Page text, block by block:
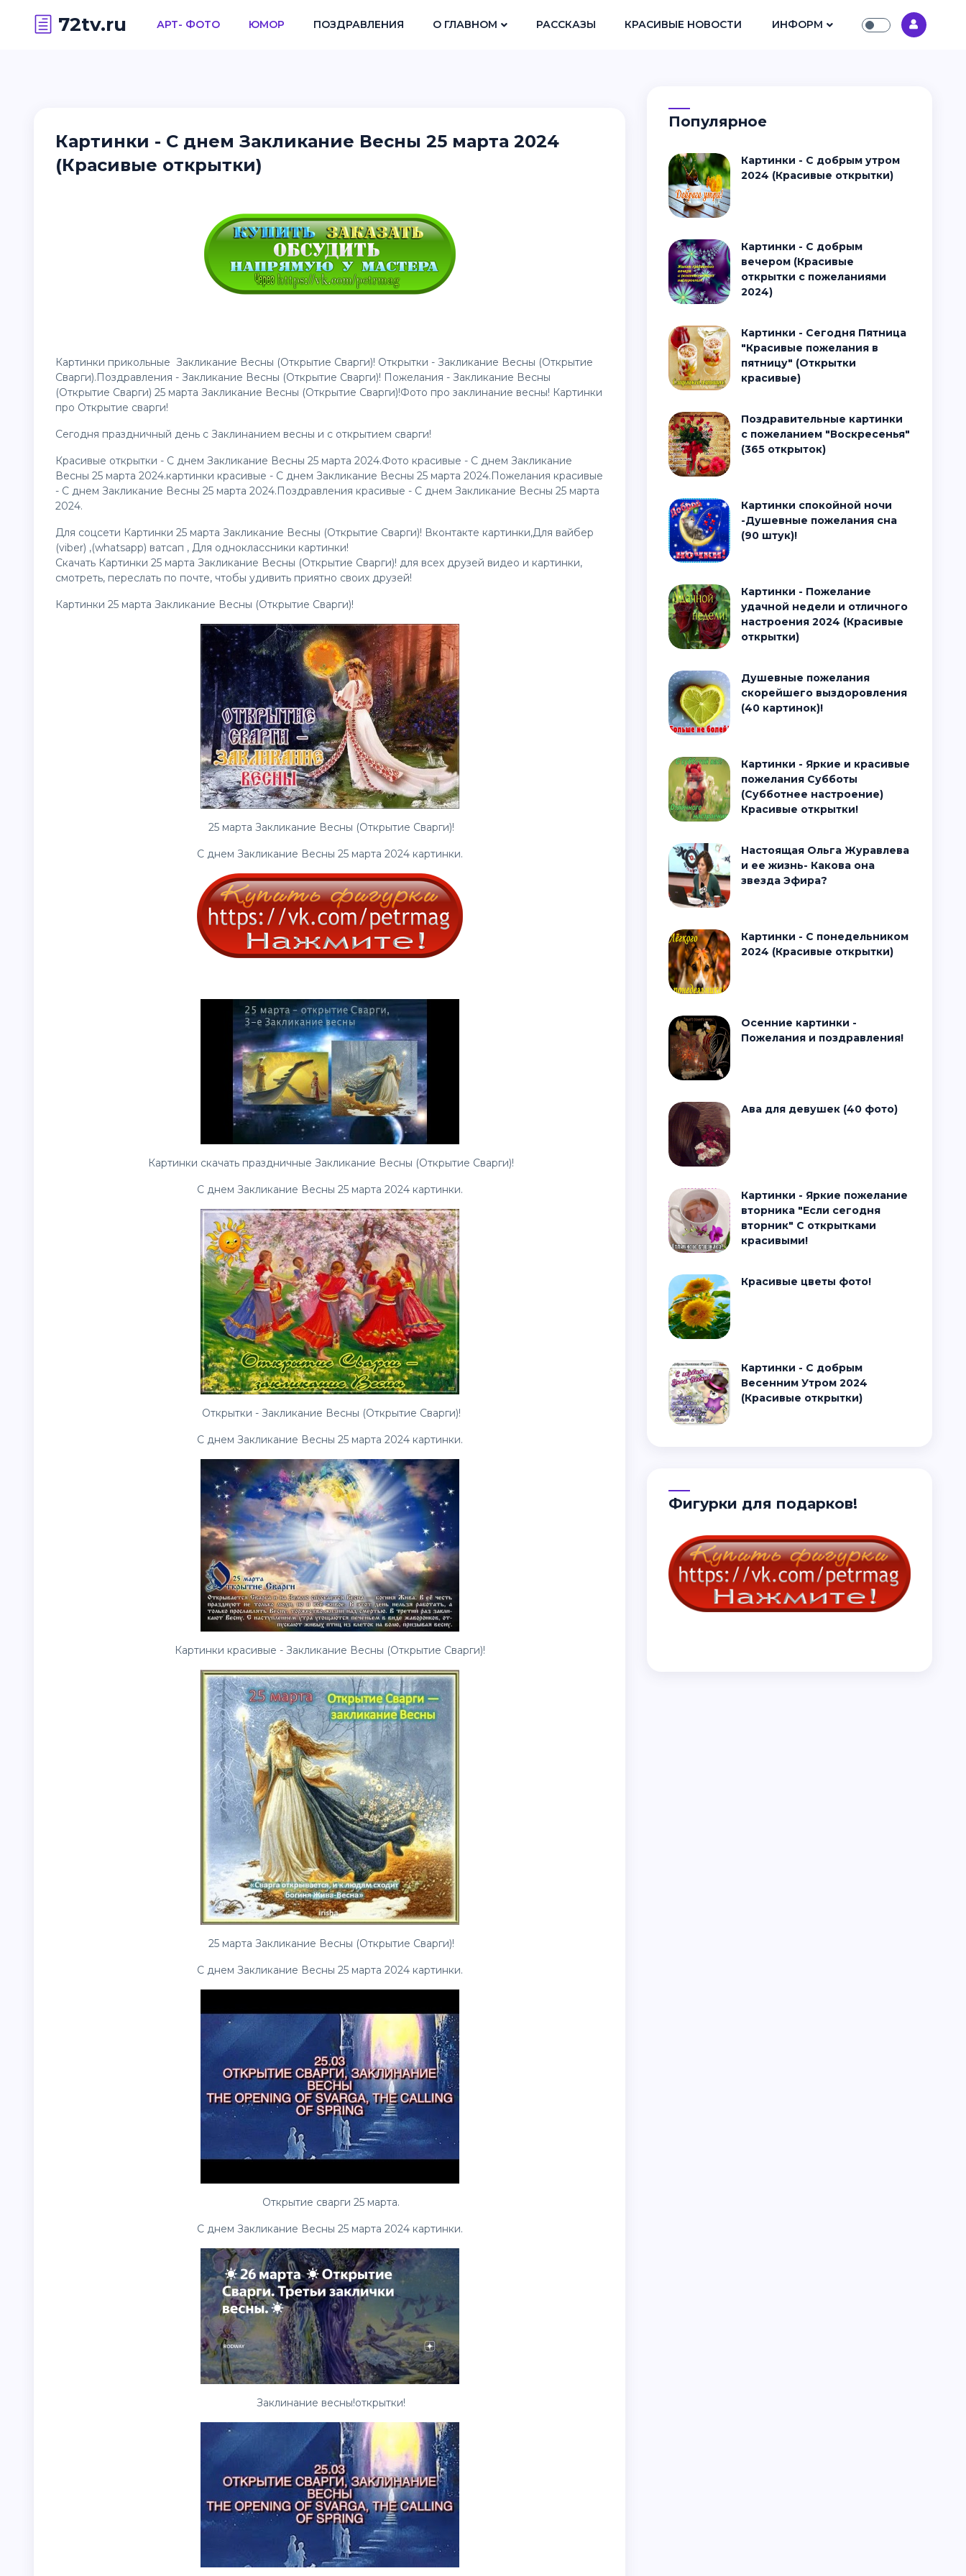
72tv.ru АРТ- ФОТО ЮМОР ПОЗДРАВЛЕНИЯ О ГЛАВНОМ РАССКАЗЫ КРАСИВЫЕ НОВОСТИ ИНФОРМ
Картинки - С днем Закликание Весны 25 марта 2024
(Красивые открытки)
Картинки прикольные Закликание Весны (Открытие Сварги)! Открытки - Закликание Весны (Открытие
Сварги).Поздравления - Закликание Весны (Открытие Сварги)! Пожелания - Закликание Весны
(Открытие Сварги) 25 марта Закликание Весны (Открытие Сварги)!Фото про заклинание весны! Картинки
про Открытие сварги!
Сегодня праздничный день с Заклинанием весны и с открытием сварги!
Красивые открытки - С днем Закликание Весны 25 марта 2024.Фото красивые - С днем Закликание
Весны 25 марта 2024.картинки красивые - С днем Закликание Весны 25 марта 2024.Пожелания красивые
- С днем Закликание Весны 25 марта 2024.Поздравления красивые - С днем Закликание Весны 25 марта
2024.
Для соцсети Картинки 25 марта Закликание Весны (Открытие Сварги)! Вконтакте картинки,Для вайбер
(viber) ,(whatsapp) ватсап , Для одноклассники картинки!
Скачать Картинки 25 марта Закликание Весны (Открытие Сварги)! для всех друзей видео и картинки,
смотреть, переслать по почте, чтобы удивить приятно своих друзей!
Картинки 25 марта Закликание Весны (Открытие Сварги)!
25 марта Закликание Весны (Открытие Сварги)!
С днем Закликание Весны 25 марта 2024 картинки.
Картинки скачать праздничные Закликание Весны (Открытие Сварги)!
С днем Закликание Весны 25 марта 2024 картинки.
Открытки - Закликание Весны (Открытие Сварги)!
С днем Закликание Весны 25 марта 2024 картинки.
Картинки красивые - Закликание Весны (Открытие Сварги)!
25 марта Закликание Весны (Открытие Сварги)!
С днем Закликание Весны 25 марта 2024 картинки.
Открытие сварги 25 марта.
С днем Закликание Весны 25 марта 2024 картинки.
Заклинание весны!открытки!
Популярное
Картинки - С добрым утром
2024 (Красивые открытки)
Картинки - С добрым
вечером (Красивые
открытки с пожеланиями
2024)
Картинки - Сегодня Пятница
"Красивые пожелания в
пятницу" (Открытки
красивые)
Поздравительные картинки
с пожеланием "Воскресенья"
(365 открыток)
Картинки спокойной ночи
-Душевные пожелания сна
(90 штук)!
Картинки - Пожелание
удачной недели и отличного
настроения 2024 (Красивые
открытки)
Душевные пожелания
скорейшего выздоровления
(40 картинок)!
Картинки - Яркие и красивые
пожелания Субботы
(Субботнее настроение)
Красивые открытки!
Настоящая Ольга Журавлева
и ее жизнь- Какова она
звезда Эфира?
Картинки - С понедельником
2024 (Красивые открытки)
Осенние картинки -
Пожелания и поздравления!
Ава для девушек (40 фото)
Картинки - Яркие пожелание
вторника "Если сегодня
вторник" С открытками
красивыми!
Красивые цветы фото!
Картинки - С добрым
Весенним Утром 2024
(Красивые открытки)
Фигурки для подарков!